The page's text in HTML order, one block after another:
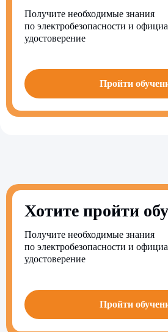
Получите необходимые знания
по электробезопасности и
удостоверение
Пройти
Хотите пройти
Получите необходимые знания
по электробезопасности и
удостоверение
Пройти